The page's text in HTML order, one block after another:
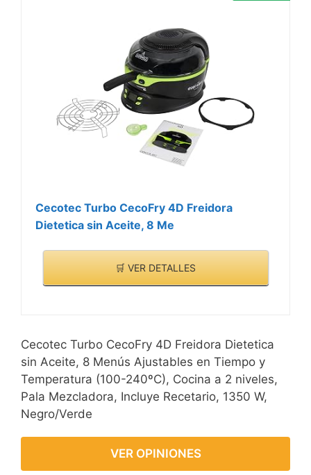
Cecotec Turbo CecoFry 4D Freidora
Dietetica sin Aceite, 8 Me
🛒 VER DETALLES
Cecotec Turbo CecoFry 4D Freidora Dietetica
sin Aceite, 8 Menús Ajustables en Tiempo y
Temperatura (100-240ºC), Cocina a 2 niveles,
Pala Mezcladora, Incluye Recetario, 1350 W,
Negro/Verde
VER OPINIONES